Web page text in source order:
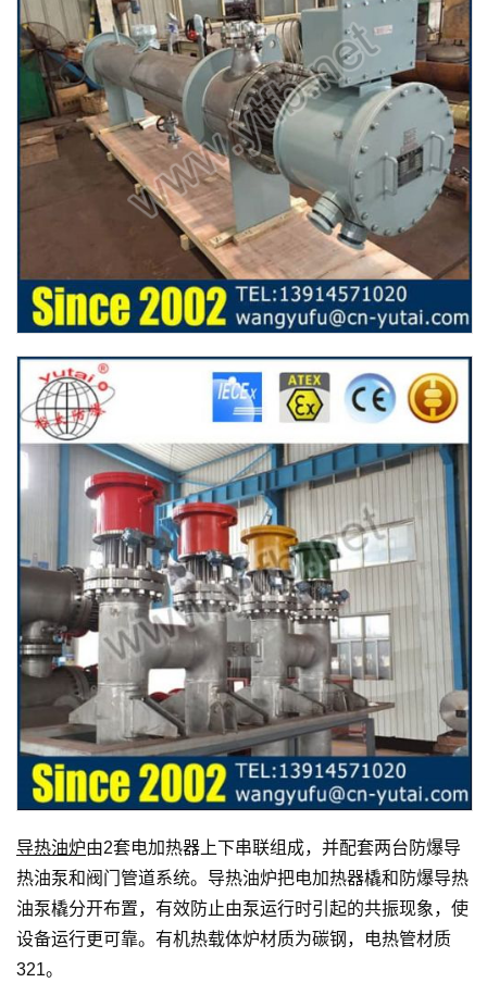
导热油炉由2套电加热器上下串联组成，并配套两台防爆导
热油泵和阀门管道系统。导热油炉把电加热器橇和防爆导热
油泵橇分开布置，有效防止由泵运行时引起的共振现象，使
设备运行更可靠。有机热载体炉材质为碳钢，电热管材质
321。